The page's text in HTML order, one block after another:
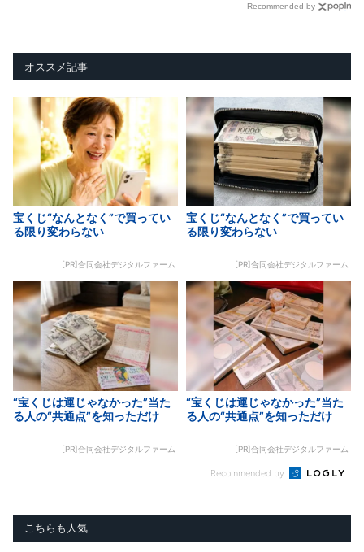
Recommended by
オススメ記事
宝くじ“なんとなく”で買ってい
る限り変わらない
[PR]合同会社デジタルファーム
宝くじ“なんとなく”で買ってい
る限り変わらない
[PR]合同会社デジタルファーム
“宝くじは運じゃなかった”当た
る人の“共通点”を知っただけ
[PR]合同会社デジタルファーム
“宝くじは運じゃなかった”当た
る人の“共通点”を知っただけ
[PR]合同会社デジタルファーム
Recommended by
こちらも人気